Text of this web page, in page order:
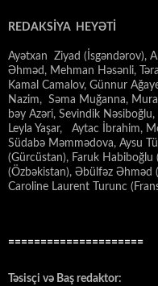
REDAKSİYA HEYƏTİ
Ayətxan Ziyad (İsgəndərov),
Əhməd, Mehman Həsənli,
Kamal Camalov, Günnur
Nazim, Səma Muğanna,
bəy Azəri, Sevindik Nəsiboğlu,
Leyla Yaşar, Aytac İbrahim,
Südabə Məmmədova, Aysu
(Gürcüstan), Faruk
(Özbəkistan), Əbülfəz Əhməd
Caroline Laurent Turunc
=====================
Təsisçi və Baş redaktor: